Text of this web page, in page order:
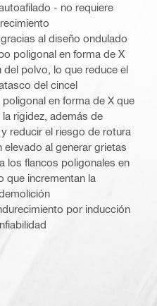
- no requiere
al diseño ondulado
poligonal en forma de X
del polvo, lo que reduce el
del cincel
en forma de X que
rigidez, además de
reducir el riesgo de rotura
al generar grietas
los flancos poligonales en
que incrementan la
por inducción